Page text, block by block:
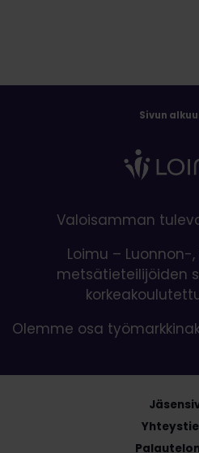
Sivun
Valoisamman
Loimu –
metsätieteilijöiden
Olemme osa